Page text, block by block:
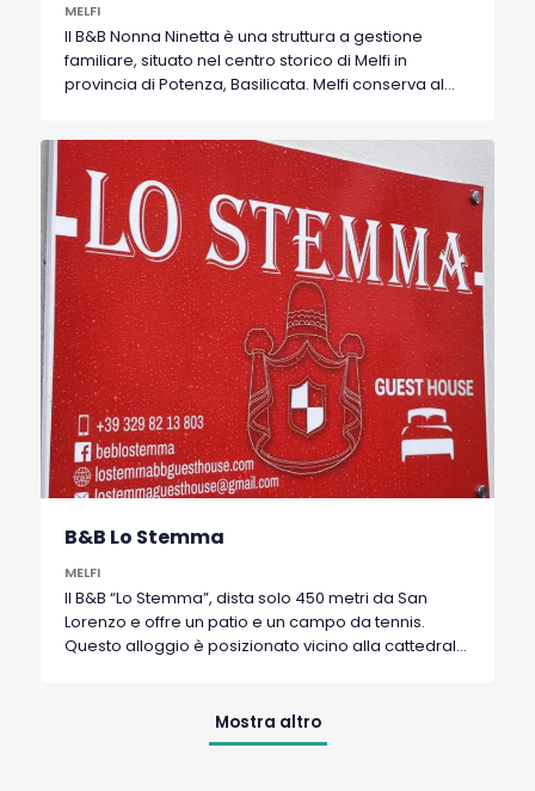
MELFI
Il B&B Nonna Ninetta è una struttura a gestione
familiare, situato nel centro storico di Melfi in
provincia di Potenza, Basilicata. Melfi conserva al
del R&B è perfetta per chi non vuole rinunciare a
visitare la parte storica del paese con la vicinanza
al castello Normanno-Svevo, Piazze e Duomo, ed è
a pochi passi dalla zona moderna del paese. IL R&B
presenta 2 stanze accoglienti e luminose. Le
camere sono climatizzate e dotate di vista sulla
città, armadio, connessione Wi-Fi gratuita, una
scrivania, TV a schermo piatto, bagno privato e di
un frigorifero. Al Nonna Ninetta vi attende ogni
mattina una colazione a buffet.
B&B Lo Stemma
MELFI
Il B&B “Lo Stemma”, dista solo 450 metri da San
Lorenzo e offre un patio e un campo da tennis.
Questo alloggio è posizionato vicino alla cattedrale
comodità come una TV a schermo piatto con canali
satellitari, Wi-Fi e un televisore per un soggiorno
Mostra altro